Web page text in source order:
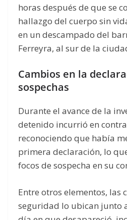
horas después de que se
hallazgo del cuerpo sin
en un descampado del
Ferreyra, al sur de la
Cambios en la
sospechas
Durante el avance de la
detenido incurrió en
reconociendo que había
primera declaración, lo
focos de sospecha en su
Entre otros elementos, las
seguridad lo ubican junto